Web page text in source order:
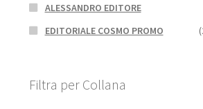
ALESSANDRO EDITORE
EDITORIALE COSMO PROMO
Filtra per Collana